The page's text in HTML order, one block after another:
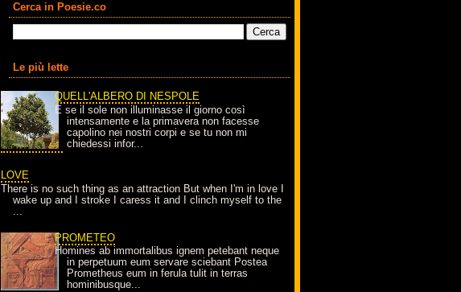
Cerca in Poesie.co
Le più lette
QUELL'ALBERO DI NESPOLE
E se il sole non illuminasse il giorno così
intensamente e la primavera non facesse
capolino nei nostri corpi e se tu non mi
chiedessi infor...
LOVE
There is no such thing as an attraction But when I'm in love I
wake up and I stroke I caress it and I clinch myself to the
...
PROMETEO
Homines ab immortalibus ignem petebant neque
in perpetuum eum servare sciebant Postea
Prometheus eum in ferula tulit in terras
hominibusque...